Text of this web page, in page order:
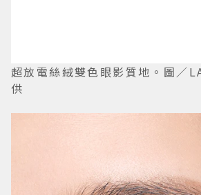
超放電絲絨雙色眼影質地。圖／
供